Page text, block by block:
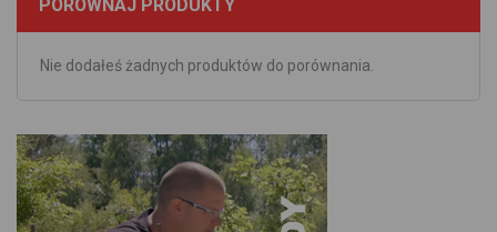
PORÓWNAJ PRODUKTY
Nie dodałeś żadnych produktów do porównania.